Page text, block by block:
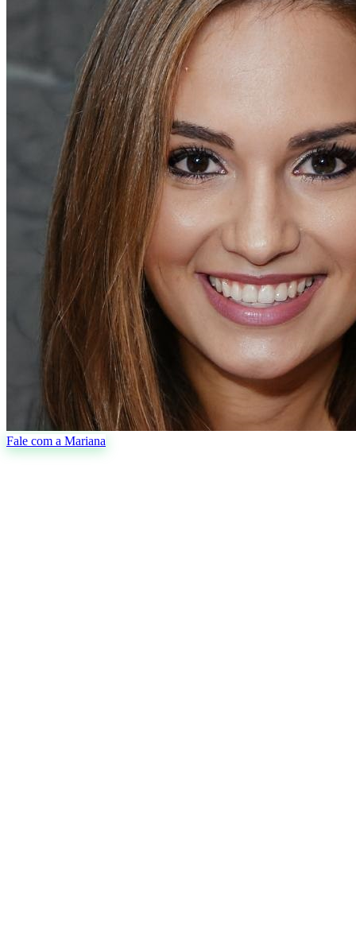
Fale com a Mariana